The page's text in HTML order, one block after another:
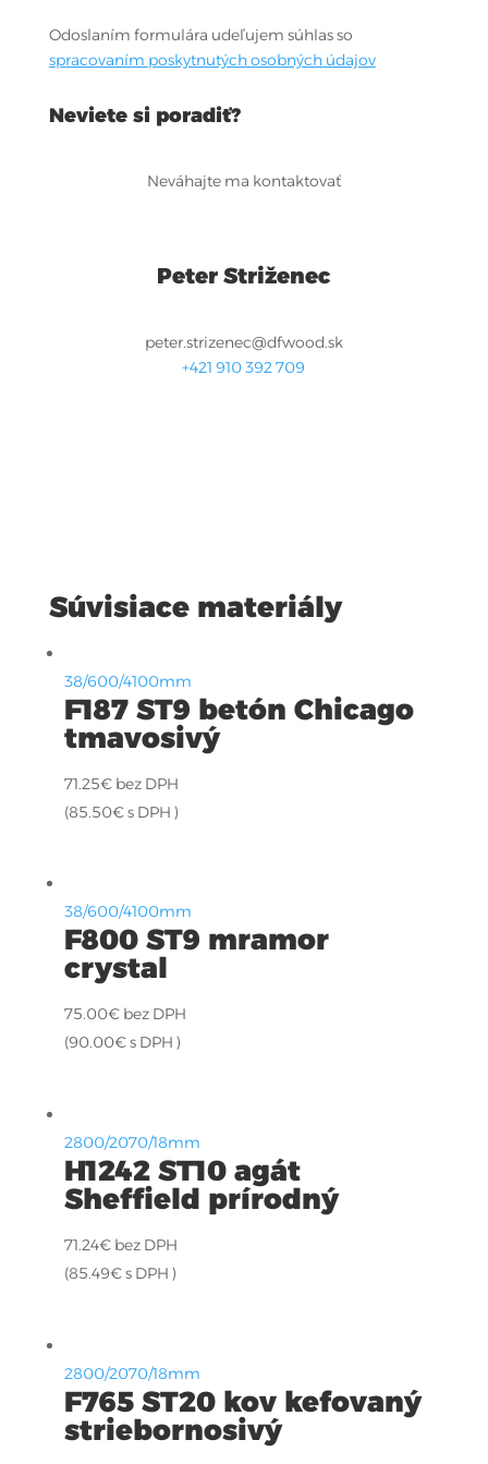
Odoslaním formulára udeľujem súhlas so
spracovaním poskytnutých osobných údajov
Neviete si poradiť?
Neváhajte ma kontaktovať
Peter Striženec
peter.strizenec@dfwood.sk
+421 910 392 709
Súvisiace materiály
38/600/4100mm
F187 ST9 betón Chicago
tmavosivý
71.25€ bez DPH
(85.50€s DPH )
38/600/4100mm
F800 ST9 mramor
crystal
75.00€ bez DPH
(90.00€s DPH )
2800/2070/18mm
H1242 ST10 agát
Sheffield prírodný
71.24€ bez DPH
(85.49€s DPH )
2800/2070/18mm
F765 ST20 kov kefovaný
striebornosivý